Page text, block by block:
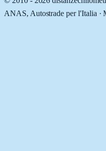
ANAS, Autostrade per l'Italia ·